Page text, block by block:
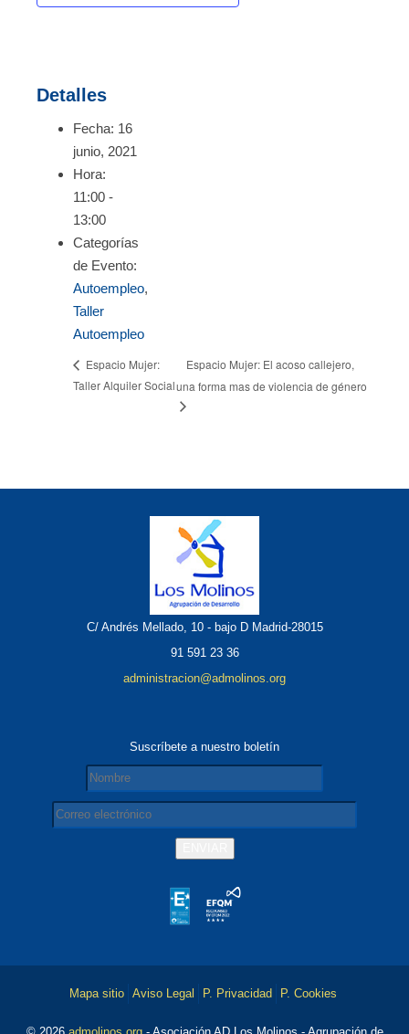
Detalles
Fecha: 16
junio, 2021
Hora:
11:00 -
13:00
Categorías
de Evento:
Autoempleo,
Taller
Autoempleo
Espacio Mujer:
Taller Alquiler Social
Espacio Mujer: El acoso callejero,
una forma mas de violencia de género
C/ Andrés Mellado, 10 - bajo D Madrid-28015
91 591 23 36
administracion@admolinos.org
Suscríbete a nuestro boletín
Mapa sitio Aviso Legal P. Privacidad P. Cookies